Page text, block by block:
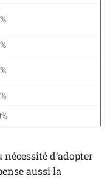
d’adopter
aussi la